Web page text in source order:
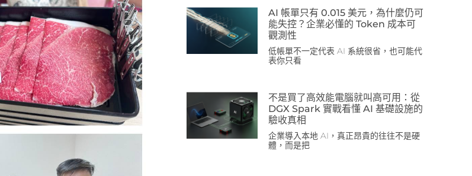
AI 帳單只有 0.015 美元，為什麼仍可
能失控？企業必懂的 Token 成本可
觀測性
低帳單不一定代表 AI 系統很省，也可能代
表你只看
不是買了高效能電腦就叫高可用：從
DGX Spark 實戰看懂 AI 基礎設施的
驗收真相
企業導入本地 AI，真正昂貴的往往不是硬
體，而是把